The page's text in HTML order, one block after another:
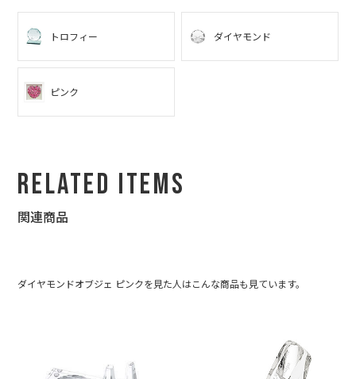
トロフィー ダイヤモンド
ピンク
Related Items
関連商品
ダイヤモンドオブジェ ピンクを見た人はこんな商品も見ています。